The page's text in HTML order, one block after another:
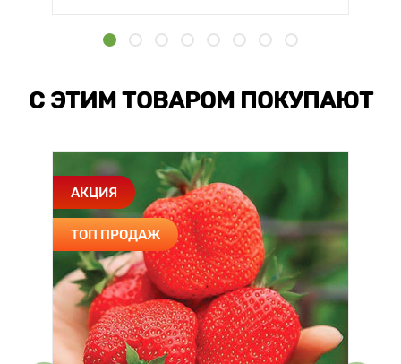
С ЭТИМ ТОВАРОМ ПОКУПАЮТ
АКЦИЯ
ТОП ПРОДАЖ